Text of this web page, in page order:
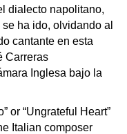
dialecto napolitano,
ha ido, olvidando al
cantante en esta
Carreras
Inglesa bajo la
or “Ungrateful Heart”
Italian composer